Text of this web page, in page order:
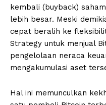
kembali (buyback)
lebih besar. Meski
cepat beralih ke
Strategy untuk menjual
pengelolaan neraca
mengakumulasi aset
Hal ini memunculkan